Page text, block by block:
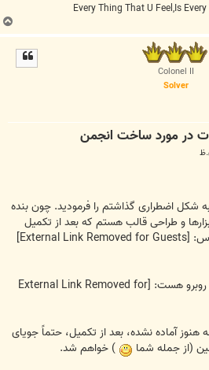
Every Thing That U Feel,Is
ب
ا
Colonel II
Solver
شکل اضطراری گذاشتم را فرمودید. چون بنده
و طراحی قالب هستم که بعد از تکمیل
هست: [External Link Removed for
آماده نشده، بعد از تکمیل، حتماً جویای
(از جمله شما
) خواهم شد.